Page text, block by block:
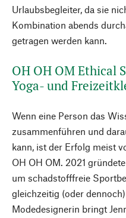
Urlaubsbegleiter, da sie
Kombination abends
getragen werden kann.
OH OH OM Ethical
Yoga- und
Wenn eine Person das
zusammenführen und
kann, ist der Erfolg meist
OH OH OM. 2021
um schadstofffreie
gleichzeitig (oder
Modedesignerin bringt